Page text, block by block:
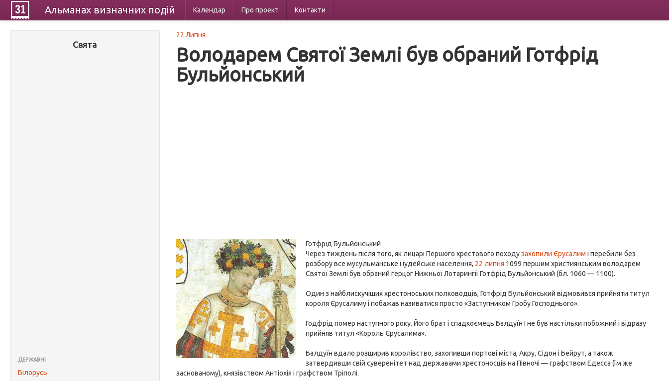
Альманах визначних подій Календар Про проект Контакти
Свята
ДЕРЖАВНІ
Білорусь
22 Липня
Володарем Святої Землі був обраний Готфрід
Бульйонський
Готфрід Бульйонський
Через тиждень після того, як лицарі Першого хрестового походузахопили Єрусалим і перебили без
розбору все мусульманське і іудейське населення, 22 липня 1099 першим християнським володарем
Святої Землі був обраний герцог Нижньої Лотарингії Готфрід Бульйонський (бл. 1060 — 1100).
Один з найблискучіших хрестоноських полководців, Готфрід Бульйонський відмовився прийняти титул
короля Єрусалиму і побажав називатися просто «Заступником Гробу Господнього».
Годфрід помер наступного року. Його брат і спадкоємець Балдуїн I не був настільки побожний і відразу
прийняв титул «Король Єрусалима».
Балдуїн вдало розширив королівство, захопивши портові міста, Акру, Сідон і Бейрут, а також
затвердивши свій суверенітет над державами хрестоносців на Півночі — графством Едесса (їм же
заснованому), князівством Антіохія і графством Тріполі.